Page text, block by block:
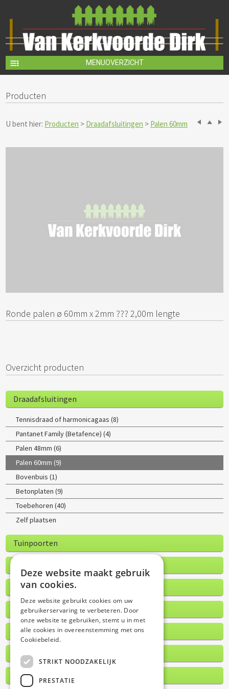
MENUOVERZICHT
Producten
U bent hier: Producten > Draadafsluitingen > Palen 60mm
Ronde palen ø 60mm x 2mm ??? 2,00m lengte
Overzicht producten
Draadafsluitingen
Tennisdraad of harmonicagaas (8)
Pantanet Family (Betafence) (4)
Palen 48mm (6)
Palen 60mm (9)
Bovenbuis (1)
Betonplaten (9)
Toebehoren (40)
Zelf plaatsen
Tuinpoorten
Panelen
Poortautomatisatie
Handzender Ditec
Moderne poorten
Houten poorten
Deze website maakt gebruik
van cookies.
Deze website gebruikt cookies om uw
gebruikerservaring te verbeteren. Door
onze website te gebruiken, stemt u in met
alle cookies in overeenstemming met ons
Cookiebeleid.
STRIKT NOODZAKELIJK
PRESTATIE